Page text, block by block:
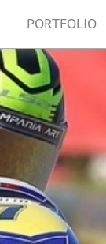
PORTFOLIO